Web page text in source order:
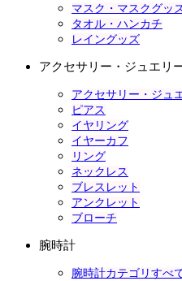
マスク・マスクグッ
タオル・ハンカチ
レイングッズ
アクセサリー・ジュエリ
アクセサリー・ジュ
ピアス
イヤリング
イヤーカフ
リング
ネックレス
ブレスレット
アンクレット
ブローチ
腕時計
腕時計カテゴリすべ